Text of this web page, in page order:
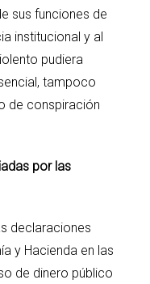
sus funciones de
institucional y al
pudiera
tampoco
de conspiración
por las
declaraciones
y Hacienda en las
de dinero público